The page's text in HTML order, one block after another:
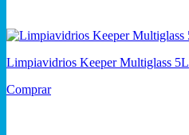
Limpiavidrios Keeper Multiglass 5L
Comprar